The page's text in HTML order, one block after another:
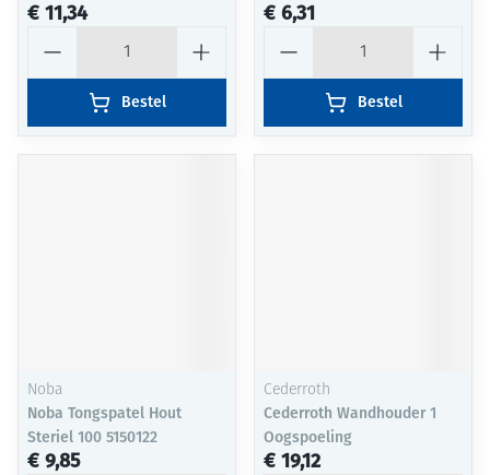
€ 11,34
Bestel
€ 6,31
Bestel
Noba
Noba Tongspatel Hout
Steriel 100 5150122
€ 9,85
Cederroth
Cederroth Wandhouder 1
Oogspoeling
€ 19,12